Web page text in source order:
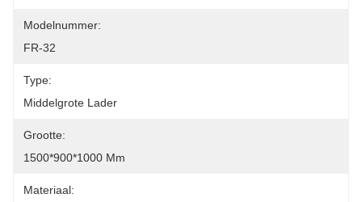
Modelnummer:
FR-32
Type:
Middelgrote Lader
Grootte:
1500*900*1000 Mm
Materiaal: